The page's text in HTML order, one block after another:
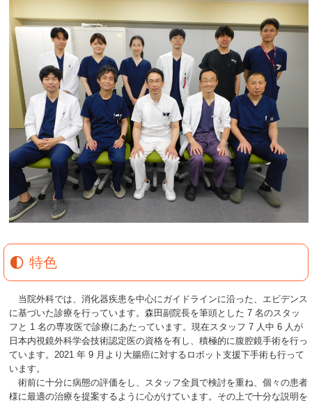
特色
当院外科では、消化器疾患を中心にガイドラインに沿った、エビデンス
に基づいた診療を行っています。森田副院長を筆頭とした 7 名のスタッ
フと 1 名の専攻医で診療にあたっています。現在スタッフ 7 人中 6 人が
日本内視鏡外科学会技術認定医の資格を有し、積極的に腹腔鏡手術を行っ
ています。2021 年 9 月より大腸癌に対するロボット支援下手術も行って
います。
術前に十分に病態の評価をし、スタッフ全員で検討を重ね、個々の患者
様に最適の治療を提案するように心がけています。その上で十分な説明を